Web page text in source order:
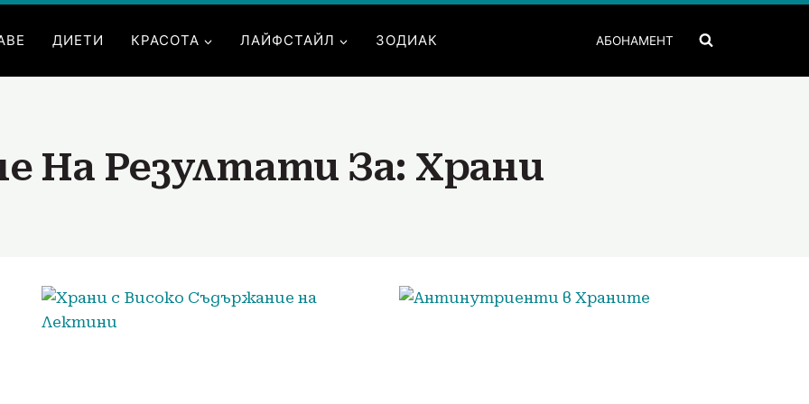
ДИЕТИ КРАСОТА ЛАЙФСТАЙЛ ЗОДИАК АБОНАМЕНТ
На Резултати За: Храни